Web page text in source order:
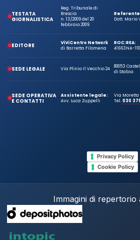
TESTATA
GIORNALISTICA
Reg. Tribunale di
Brescia
n. 13/2009 del 20
febbraio 2009
Dott. Mario
EDITORE
ViViCentro Network
di Barretta Filomena
ROC:
41663
REA:
NA-
SEDE LEGALE Via Plinio Il Vecchio 24
80053
di Stabia
SEDE OPERATIVA
E CONTATTI
Assistente legale:
Avv. Luca Zuppelli
Via Moretto
Tel.030
Privacy Policy
Cookie Policy
Immagini di repertorio